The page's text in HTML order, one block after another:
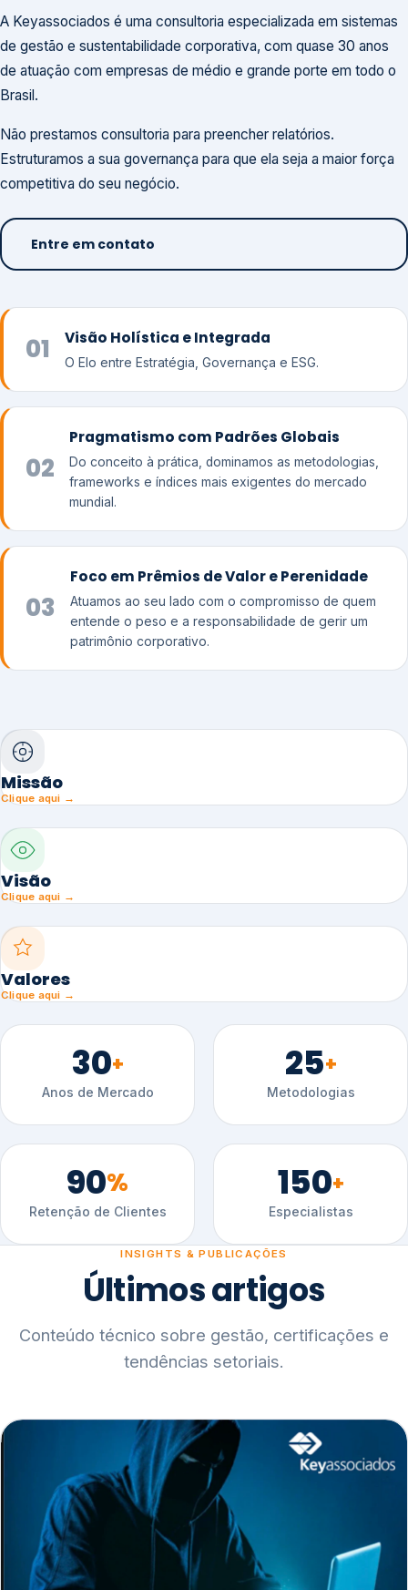
A Keyassociados é uma consultoria especializada em sistemas
de gestão e sustentabilidade corporativa, com quase 30 anos
de atuação com empresas de médio e grande porte em todo o
Brasil.
Não prestamos consultoria para preencher relatórios.
Estruturamos a sua governança para que ela seja a maior força
competitiva do seu negócio.
Entre em contato
01 Visão Holística e Integrada
O Elo entre Estratégia, Governança e ESG.
02
Pragmatismo com Padrões Globais
Do conceito à prática, dominamos as metodologias,
frameworks e índices mais exigentes do mercado
mundial.
03
Foco em Prêmios de Valor e Perenidade
Atuamos ao seu lado com o compromisso de quem
entende o peso e a responsabilidade de gerir um
patrimônio corporativo.
Missão
Clique aqui →
Visão
Clique aqui →
Valores
Clique aqui →
30+
Anos de Mercado
25+
Metodologias
90%
Retenção de Clientes
150+
Especialistas
INSIGHTS & PUBLICAÇÕES
Últimos artigos
Conteúdo técnico sobre gestão, certificações e
tendências setoriais.